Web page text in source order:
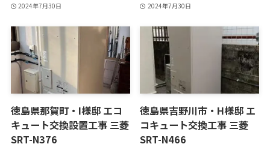
2024年7月30日 2024年7月30日
徳島県那賀町・I様邸 エコ
キュート交換設置工事 三菱
SRT-N376
徳島県吉野川市・H様邸 エ
コキュート交換工事 三菱
SRT-N466